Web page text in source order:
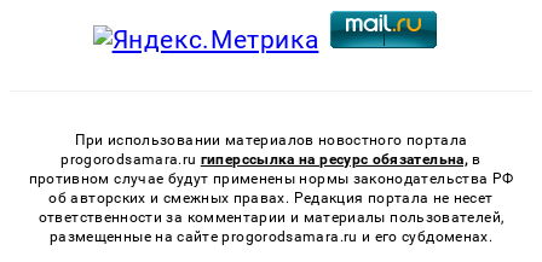
При использовании материалов новостного портала
progorodsamara.ru гиперссылка на ресурс обязательна, в
противном случае будут применены нормы законодательства РФ
об авторских и смежных правах. Редакция портала не несет
ответственности за комментарии и материалы пользователей,
размещенные на сайте progorodsamara.ru и его субдоменах.